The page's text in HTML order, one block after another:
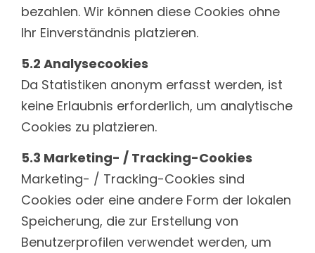
bezahlen. Wir können diese Cookies ohne
Ihr Einverständnis platzieren.
5.2 Analysecookies
Da Statistiken anonym erfasst werden, ist
keine Erlaubnis erforderlich, um analytische
Cookies zu platzieren.
5.3 Marketing- / Tracking-Cookies
Marketing- / Tracking-Cookies sind
Cookies oder eine andere Form der lokalen
Speicherung, die zur Erstellung von
Benutzerprofilen verwendet werden, um